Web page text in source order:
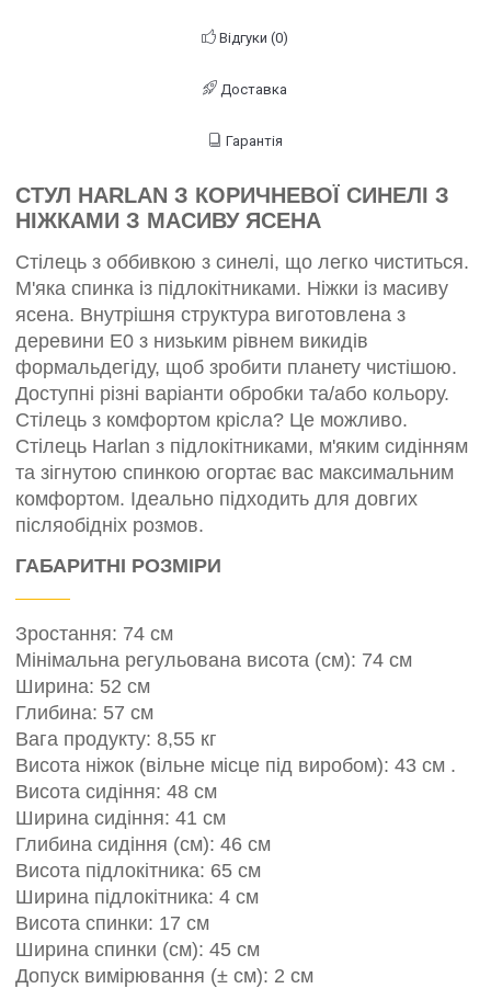
Відгуки (0)
Доставка
Гарантія
СТУЛ HARLAN З КОРИЧНЕВОЇ СИНЕЛІ З
НІЖКАМИ З МАСИВУ ЯСЕНА
Стілець з оббивкою з синелі, що легко чиститься.
М'яка спинка із підлокітниками. Ніжки із масиву
ясена. Внутрішня структура виготовлена ​​з
деревини E0 з низьким рівнем викидів
формальдегіду, щоб зробити планету чистішою.
Доступні різні варіанти обробки та/або кольору.
Стілець з комфортом крісла? Це можливо.
Стілець Harlan з підлокітниками, м'яким сидінням
та зігнутою спинкою огортає вас максимальним
комфортом. Ідеально підходить для довгих
післяобідніх розмов.
ГАБАРИТНІ РОЗМІРИ
Зростання: 74 см
Мінімальна регульована висота (см): 74 см
Ширина: 52 см
Глибина: 57 см
Вага продукту: 8,55 кг
Висота ніжок (вільне місце під виробом): 43 см .
Висота сидіння: 48 см
Ширина сидіння: 41 см
Глибина сидіння (см): 46 см
Висота підлокітника: 65 см
Ширина підлокітника: 4 см
Висота спинки: 17 см
Ширина спинки (см): 45 см
Допуск вимірювання (± см): 2 см